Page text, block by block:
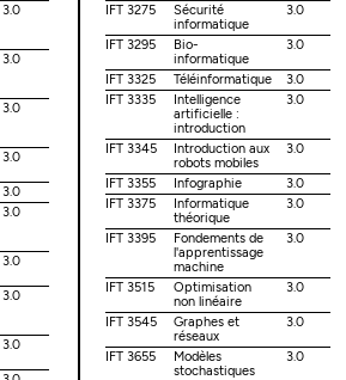
3.0
3.0
3.0
3.0
3.0
3.0
3.0
3.0
3.0
IFT 3275
Sécurité
informatique
3.0
IFT 3295
Bio-
informatique
3.0
IFT 3325 Téléinformatique
3.0
IFT 3335
Intelligence
artificielle :
introduction
3.0
IFT 3345
Introduction aux
robots mobiles
3.0
IFT 3355 Infographie
3.0
IFT 3375
Informatique
théorique
3.0
IFT 3395
Fondements de
l'apprentissage
machine
3.0
IFT 3515
Optimisation
non linéaire
3.0
IFT 3545
Graphes et
réseaux
3.0
IFT 3655
Modèles
stochastiques
3.0